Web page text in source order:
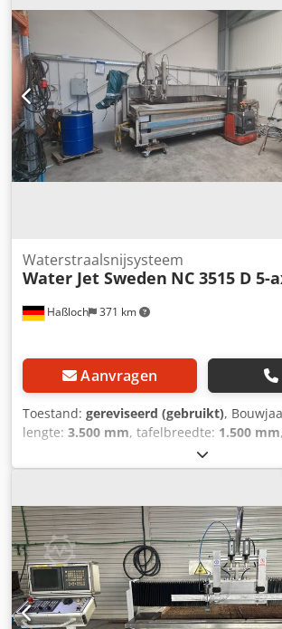
leverbaar na bestelling in 12-16 weken
kenmerken: - max. twee snijkoppen per Z-
aangepast aan de wensen van de klant -
2000 uur garantie (niet op
We bieden korting bij het afsluiten van
servicecontract! Neem contact met ons op
een offerte op maat! Djdjnab Rlspfx Aiijwa
Haßloch 371 km
Waterstraalsnijsysteem
Water Jet Sweden NC 3515 D 5-
Aanvragen
Toestand: gereviseerd (gebruikt),
lengte: 3.500 mm, tafelbreedte: 1.500 mm
Zweden NC 3515 D 5-assig Foto's zijn in
twee Z-assen - 1 x 45° Schnedikopf , 1 x
besturingseenheid wordt vernieuwd -
en opnieuw gelakt - Pomp optioneel
leverbaar na bestelling in 12-16 weken
kenmerken: - Kan worden aangepast aan
klant - 12 maanden of 2000 uur garantie
en slijtageonderdelen) Wij bieden korting
van een onderhouds- of servicecontract!
ons op en we maken een offerte op maat!